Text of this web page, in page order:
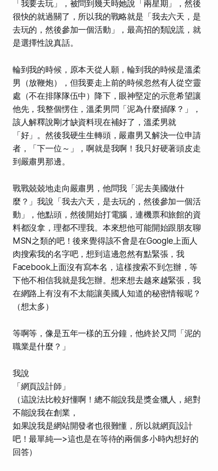
「我要去玩」，被問到幾天時她說「兩星期」，然後
很快的就過關了，所以我的戰略就是「我去六天，是
去玩的，然後參加一個活動」，最高招的類說謊，就
是選擇性說真話。
輪到我的時候，原本天從人願，輪到我的時候是溫柔
男（放鞭炮），但我要走上前的時候忽然有人從空靈
處（不在排隊隊伍中）降下，眼神堅定的示意希望讓
他先，我整個愣住，溫柔男問「泥為什麼插隊？」，
該人解釋說剛才缺資料現在補好了，溫柔男就
「好」。然後我硬生生轉頭，嚴肅男又解決一位申請
者，「下一位～」，啊就是我啊！我只好硬著頭皮走
到嚴肅男那邊。
戰戰兢兢地走向嚴肅男，他問我「泥去美國做什
麼？」我說「我去六天，是去玩的，然後參加一個活
動」，他點頭，然後開始打電腦，連機票和旅館的資
料都沒拿，理都不理我。本來想他可能開始跟朋友聊
MSN之類的吧！後來覺得該不會是在Google上面人
肉搜索我的名字吧，想到這邊忽然有點緊張，我
Facebook上面沒有寫本名，這樣搜索不到怎辦，等
下他不相信我就是我怎辦。想來想去越來越緊張，我
在網路上有沒有不太能讓美國人知道的秘密情報呢？
（想太多）
等啊等，像是五年一樣的五分鐘，他終於又問「泥的
職業是什麼？」
我說
「網頁設計師」
（這說法比較好懂啊！總不能說我是獎金獵人，絕對
不能說我在創業，
如果說我是網站開發者也很難懂，所以就網頁設計
吧！最單純—>這也是在等待的兩個多小時內想好的
回答）